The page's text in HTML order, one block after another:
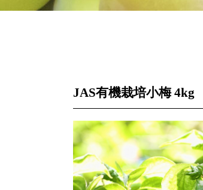
JAS有機栽培小梅 4kg